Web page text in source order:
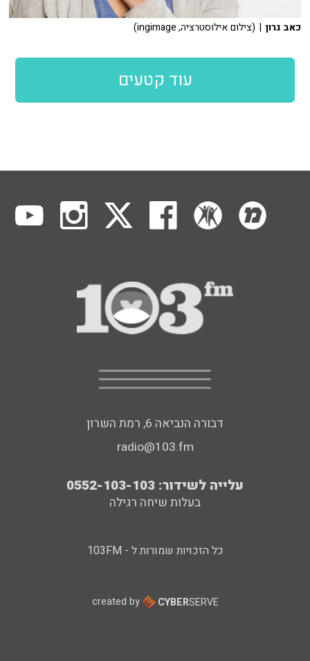
כאב גרון | (צילום אילוסטרציה, ingimage)
עוד קטעים
דבורה הנביאה 6, רמת השרון
radio@103.fm
עלייה לשידור: 0552-103-103
בעלות שיחה רגילה
כל הזכויות שמורות ל - 103FM
created by CYBERSERVE